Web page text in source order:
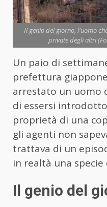
Il genio del giorno, l'uomo
private degli altri
Un paio di
prefettura
arrestato un uomo
di essersi
proprietà di una
gli agenti non
trattava di un
in realtà una
Il genio del